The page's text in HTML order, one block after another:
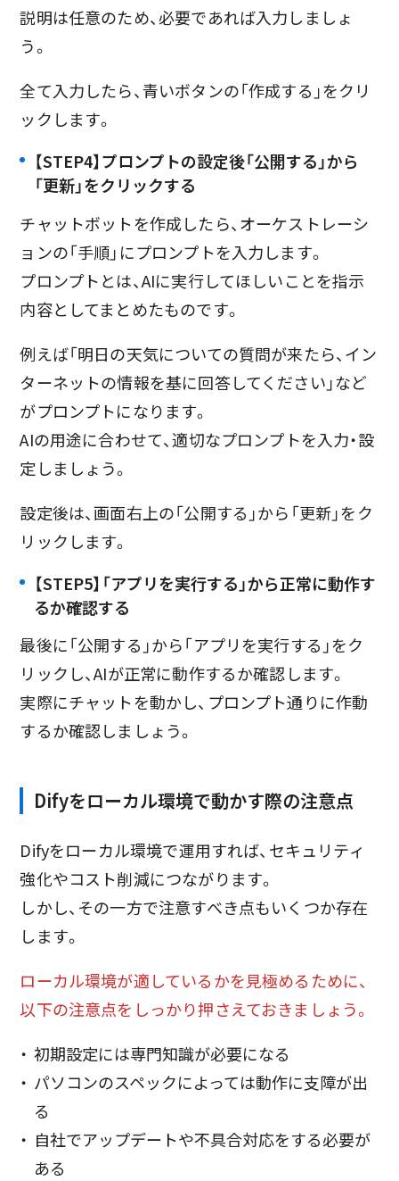
説明は任意のため、必要であれば入力しましょ
う。
全て入力したら、青いボタンの「作成する」をクリ
ックします。
【STEP4】プロンプトの設定後「公開する」から
「更新」をクリックする
チャットボットを作成したら、オーケストレーシ
ョンの「手順」にプロンプトを入力します。
プロンプトとは、AIに実行してほしいことを指示
内容としてまとめたものです。
例えば「明日の天気についての質問が来たら、イン
ターネットの情報を基に回答してください」など
がプロンプトになります。
AIの用途に合わせて、適切なプロンプトを入力・設
定しましょう。
設定後は、画面右上の「公開する」から「更新」をク
リックします。
【STEP5】「アプリを実行する」から正常に動作す
るか確認する
最後に「公開する」から「アプリを実行する」をク
リックし、AIが正常に動作するか確認します。
実際にチャットを動かし、プロンプト通りに作動
するか確認しましょう。
Difyをローカル環境で動かす際の注意点
Difyをローカル環境で運用すれば、セキュリティ
強化やコスト削減につながります。
しかし、その一方で注意すべき点もいくつか存在
します。
ローカル環境が適しているかを見極めるために、
以下の注意点をしっかり押さえておきましょう。
初期設定には専門知識が必要になる
パソコンのスペックによっては動作に支障が出
る
自社でアップデートや不具合対応をする必要が
ある